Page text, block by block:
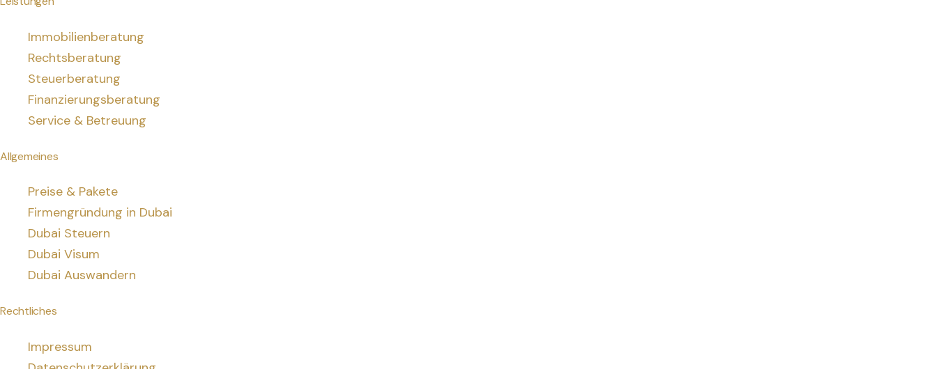
Immobilienberatung
Rechtsberatung
Steuerberatung
Finanzierungsberatung
Service & Betreuung
Allgemeines
Preise & Pakete
Firmengründung in Dubai
Dubai Steuern
Dubai Visum
Dubai Auswandern
Rechtliches
Impressum